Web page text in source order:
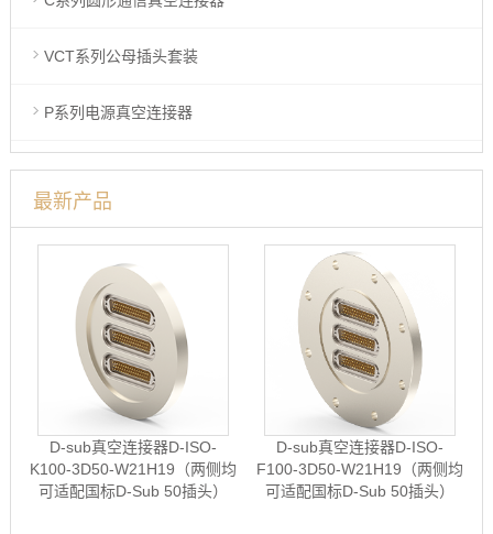
VCT系列公母插头套装
P系列电源真空连接器
最新产品
D-sub真空连接器D-ISO-
K100-3D50-W21H19（两侧均
可适配国标D-Sub 50插头）
D-sub真空连接器D-ISO-
F100-3D50-W21H19（两侧均
可适配国标D-Sub 50插头）